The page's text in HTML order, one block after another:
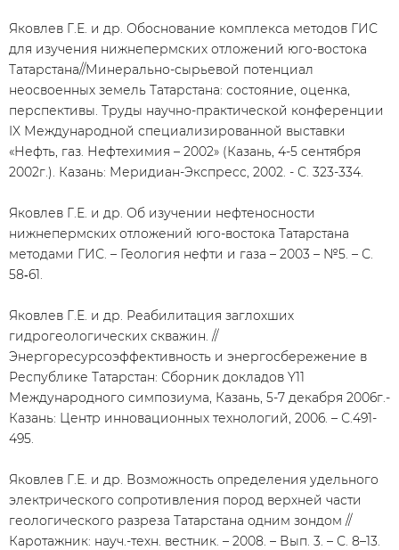
Яковлев Г.Е. и др. Обоснование комплекса методов ГИС
для изучения нижнепермских отложений юго-востока
Татарстана//Минерально-сырьевой потенциал
неосвоенных земель Татарстана: состояние, оценка,
перспективы. Труды научно-практической конференции
IX Международной специализированной выставки
«Нефть, газ. Нефтехимия – 2002» (Казань, 4-5 сентября
2002г.). Казань: Меридиан-Экспресс, 2002. - С. 323-334.
Яковлев Г.Е. и др. Об изучении нефтеносности
нижнепермских отложений юго-востока Татарстана
методами ГИС. – Геология нефти и газа – 2003 – №5. – С.
58‑61.
Яковлев Г.Е. и др. Реабилитация заглохших
гидрогеологических скважин. //
Энергоресурсоэффективность и энергосбережение в
Республике Татарстан: Сборник докладов Y11
Международного симпозиума, Казань, 5-7 декабря 2006г.-
Казань: Центр инновационных технологий, 2006. – С.491-
495.
Яковлев Г.Е. и др. Возможность определения удельного
электрического сопротивления пород верхней части
геологического разреза Татарстана одним зондом //
Каротажник: науч.-техн. вестник. – 2008. – Вып. 3. – С. 8–13.